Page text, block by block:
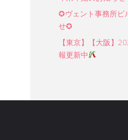
✪ヴェント事務所ビ
せ✪
【東京】【大阪】
報更新中